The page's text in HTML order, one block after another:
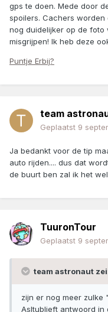
gps te doen. Mede door
spoilers. Cachers
nog duidelijker op de foto
misgrijpen! Ik heb deze
Puntje Erbij?
team
Geplaatst 9
Ja bedankt voor de tip
auto rijden.... dus dat
de buurt ben zal ik het
TuuronTour
Geplaatst 9
team astronaut
zijn er nog meer zulke
Asltublieft antwoord in